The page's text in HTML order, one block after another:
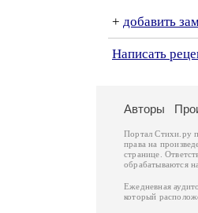
+ добавить
Написать
Авторы
Портал Стихи.ру
права на
странице.
обрабатываются
Ежедневная
который